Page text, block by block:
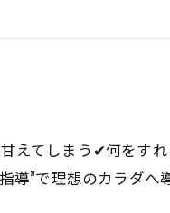
えてしまう✔何をす
導”で理想のカラダへ